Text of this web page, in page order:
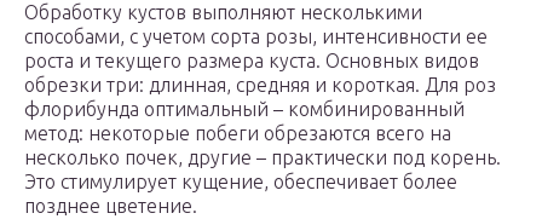
Обработку кустов выполняют несколькими
способами, с учетом сорта розы, интенсивности ее
роста и текущего размера куста. Основных видов
обрезки три: длинная, средняя и короткая. Для роз
флорибунда оптимальный – комбинированный
метод: некоторые побеги обрезаются всего на
несколько почек, другие – практически под корень.
Это стимулирует кущение, обеспечивает более
позднее цветение.